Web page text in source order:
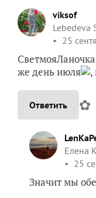
viksof
Lebedeva
25
же день июля
,
Ответить ✿
Елена
25
Значит мы